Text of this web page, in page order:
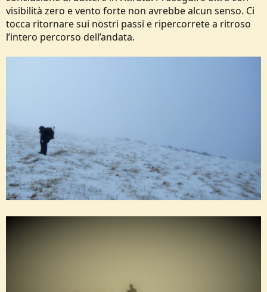
visibilità zero e vento forte non avrebbe alcun senso. Ci
tocca ritornare sui nostri passi e ripercorrete a ritroso
l’intero percorso dell’andata.